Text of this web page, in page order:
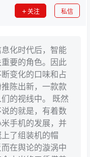
关注 私信
化时代后，智能
要的角色。因此
变化的口味和占
陈出新，一款款
的视线中。 既然
的就是，有着数
手机的发展，并
了组装机的帽
在舆论的漩涡中